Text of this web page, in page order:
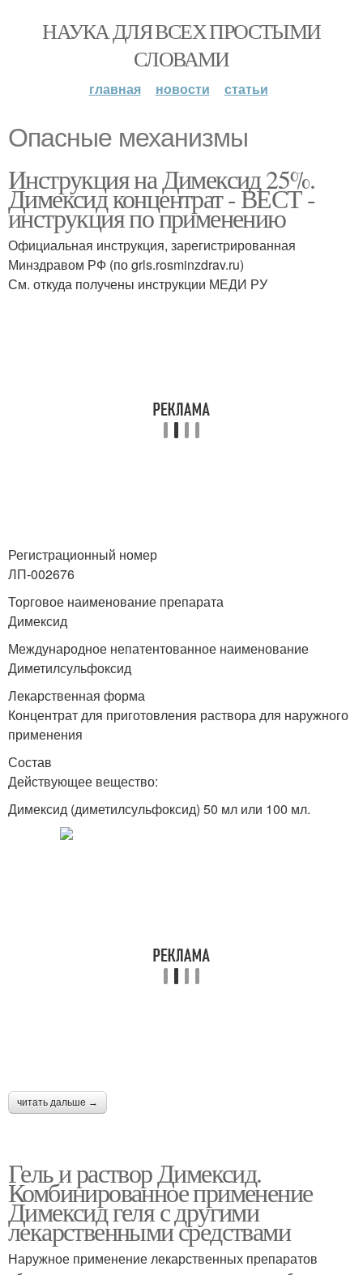
НАУКА ДЛЯ ВСЕХ ПРОСТЫМИ
СЛОВАМИ
главная новости статьи
Опасные механизмы
Инструкция на Димексид 25%.
Димексид концентрат - ВЕСТ -
инструкция по применению
Официальная инструкция, зарегистрированная
Минздравом РФ (по grls.rosminzdrav.ru)
См. откуда получены инструкции МЕДИ РУ
Регистрационный номер
ЛП-002676
Торговое наименование препарата
Димексид
Международное непатентованное наименование
Диметилсульфоксид
Лекарственная форма
Концентрат для приготовления раствора для наружного
применения
Состав
Действующее вещество:
Димексид (диметилсульфоксид) 50 мл или 100 мл.
читать дальше →
Гель и раствор Димексид.
Комбинированное применение
Димексид геля с другими
лекарственными средствами
Наружное применение лекарственных препаратов